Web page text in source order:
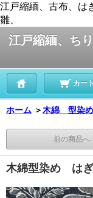
江戸縮緬、古布、は
雛、
江戸縮緬、ち
カート
ホーム ＞木綿 型染
前の商品へ
木綿型染め は